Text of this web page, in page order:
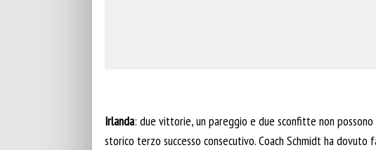
Irlanda: due vittorie, un pareggio e due sconfitte non
storico terzo successo consecutivo. Coach Schmidt ha